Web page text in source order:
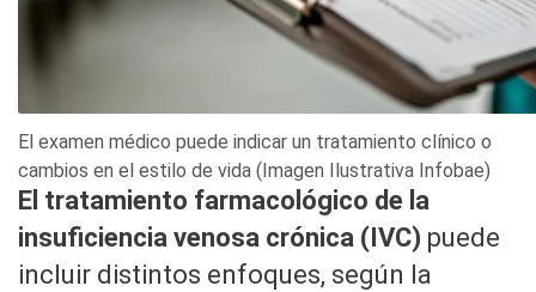
El examen médico puede indicar un tratamiento clínico o
cambios en el estilo de vida (Imagen Ilustrativa Infobae)
El tratamiento farmacológico de la
insuficiencia venosa crónica (IVC) puede
incluir distintos enfoques, según la